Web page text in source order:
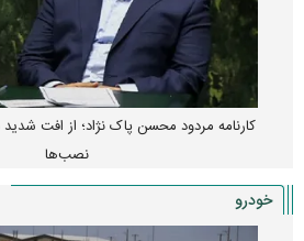
کارنامه مردود محسن پاک‌ نژاد؛ از افت شدید
نصب‌ها
خودرو